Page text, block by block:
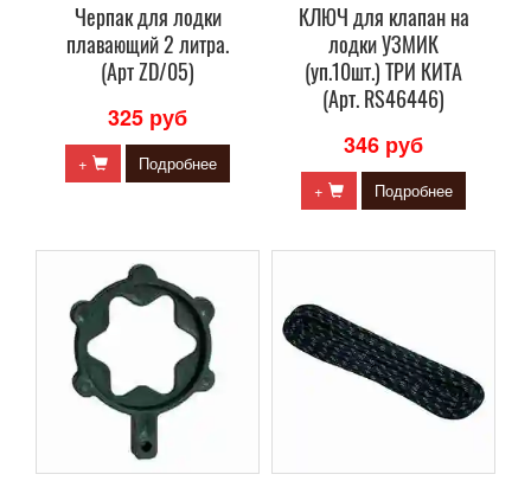
Черпак для лодки
плавающий 2 литра.
(Арт ZD/05)
325 руб
+ Подробнее
КЛЮЧ для клапан на
лодки УЗМИК
(уп.10шт.) ТРИ КИТА
(Арт. RS46446)
346 руб
+ Подробнее